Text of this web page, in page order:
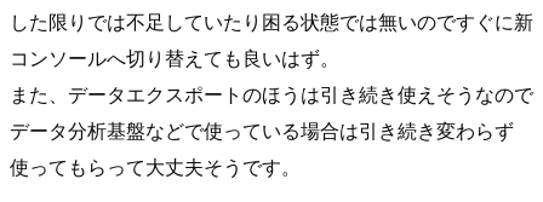
した限りでは不足していたり困る状態では無いのですぐに新
コンソールへ切り替えても良いはず。
また、データエクスポートのほうは引き続き使えそうなので
データ分析基盤などで使っている場合は引き続き変わらず
使ってもらって大丈夫そうです。